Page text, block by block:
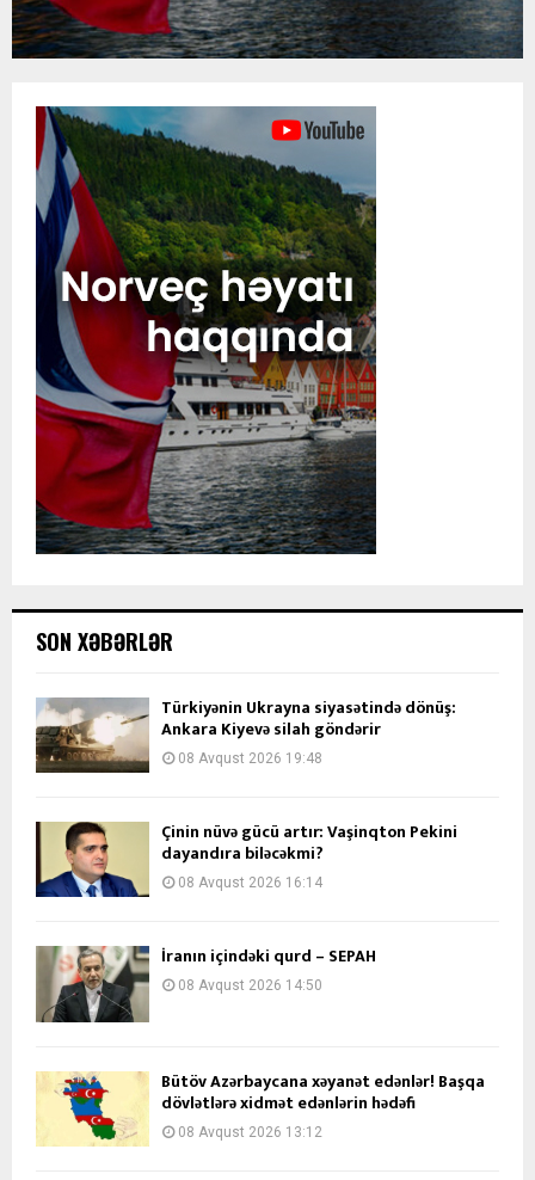
SON XƏBƏRLƏR
Türkiyənin Ukrayna siyasətində dönüş:
Ankara Kiyevə silah göndərir
08 Avqust 2026 19:48
Çinin nüvə gücü artır: Vaşinqton Pekini
dayandıra biləcəkmi?
08 Avqust 2026 16:14
İranın içindəki qurd – SEPAH
08 Avqust 2026 14:50
Bütöv Azərbaycana xəyanət edənlər! Başqa
dövlətlərə xidmət edənlərin hədəfi
08 Avqust 2026 13:12